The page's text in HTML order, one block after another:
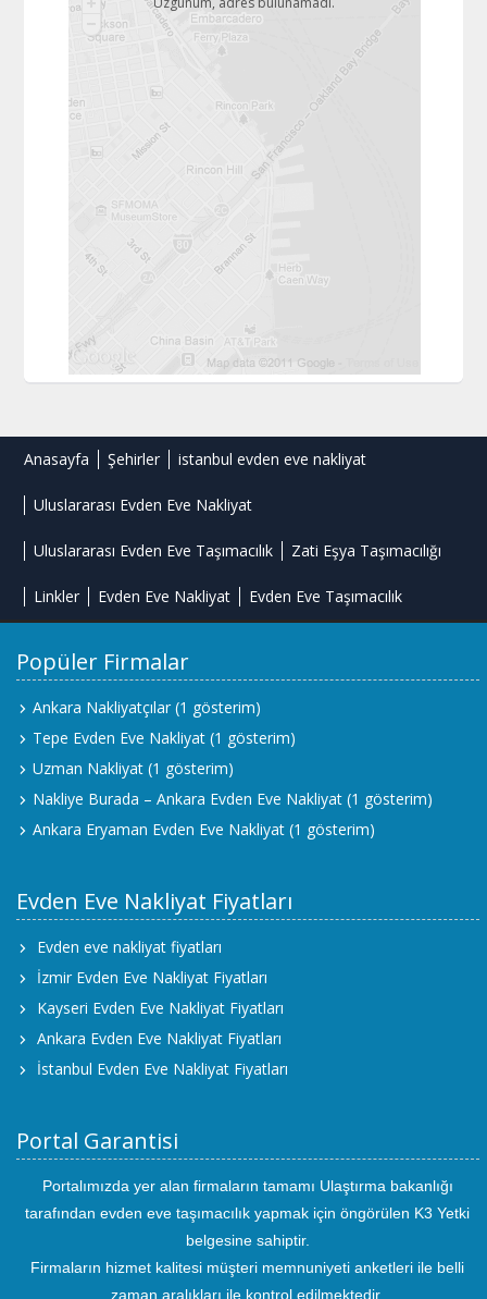
Anasayfa Şehirler istanbul evden eve nakliyat
Uluslararası Evden Eve Nakliyat
Uluslararası Evden Eve Taşımacılık Zati Eşya Taşımacılığı
Linkler Evden Eve Nakliyat Evden Eve Taşımacılık
Popüler Firmalar
Ankara Nakliyatçılar (1 gösterim)
Tepe Evden Eve Nakliyat (1 gösterim)
Uzman Nakliyat (1 gösterim)
Nakliye Burada – Ankara Evden Eve Nakliyat (1 gösterim)
Ankara Eryaman Evden Eve Nakliyat (1 gösterim)
Evden Eve Nakliyat Fiyatları
Evden eve nakliyat fiyatları
İzmir Evden Eve Nakliyat Fiyatları
Kayseri Evden Eve Nakliyat Fiyatları
Ankara Evden Eve Nakliyat Fiyatları
İstanbul Evden Eve Nakliyat Fiyatları
Portal Garantisi
Portalımızda yer alan firmaların tamamı Ulaştırma bakanlığı
tarafından evden eve taşımacılık yapmak için öngörülen K3 Yetki
belgesine sahiptir.
Firmaların hizmet kalitesi müşteri memnuniyeti anketleri ile belli
zaman aralıkları ile kontrol edilmektedir.